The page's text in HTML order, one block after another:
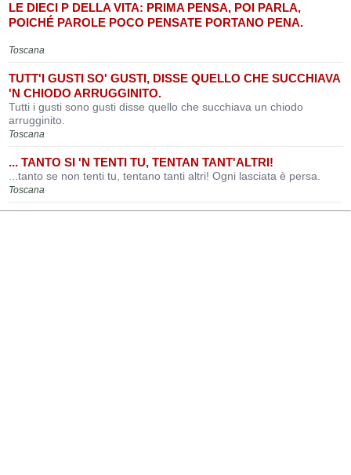
LE DIECI P DELLA VITA: PRIMA PENSA, POI PARLA,
POICHÉ PAROLE POCO PENSATE PORTANO PENA.
Toscana
TUTT'I GUSTI SO' GUSTI, DISSE QUELLO CHE SUCCHIAVA
'N CHIODO ARRUGGINITO.
Tutti i gusti sono gusti disse quello che succhiava un chiodo
arrugginito.
Toscana
... TANTO SI 'N TENTI TU, TENTAN TANT'ALTRI!
...tanto se non tenti tu, tentano tanti altri! Ogni lasciata è persa.
Toscana